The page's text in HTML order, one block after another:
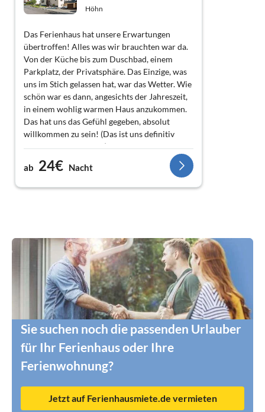
Höhn
Das Ferienhaus hat unsere Erwartungen
übertroffen! Alles was wir brauchten war da.
Von der Küche bis zum Duschbad, einem
Parkplatz, der Privatsphäre. Das Einzige, was
uns im Stich gelassen hat, war das Wetter. Wie
schön war es dann, angesichts der Jahreszeit,
in einem wohlig warmen Haus anzukommen.
Das hat uns das Gefühl gegeben, absolut
willkommen zu sein! (Das ist uns definitiv
schon einmal passiert.) Alles eine
Wiederholung wert. Nochmals vielen Dank
für die Gastfreundschaft!
ab 24€ Nacht
Sie suchen noch die passenden Urlauber
für Ihr Ferienhaus oder Ihre
Ferienwohnung?
Jetzt auf Ferienhausmiete.de vermieten